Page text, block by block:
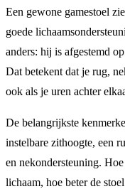
Een gewone gamestoel
goede
anders: hij is afgestemd
Dat betekent dat je rug,
ook als je uren achter
De belangrijkste
instelbare zithoogte, een
en nekondersteuning.
lichaam, hoe beter de